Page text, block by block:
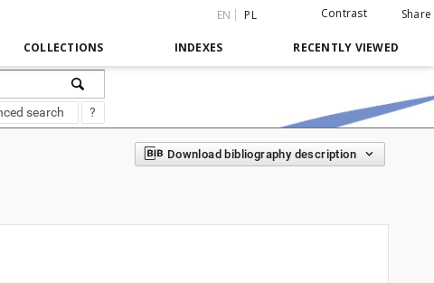
EN PL Contrast Share
COLLECTIONS INDEXES RECENTLY VIEWED
search ?
Download bibliography description